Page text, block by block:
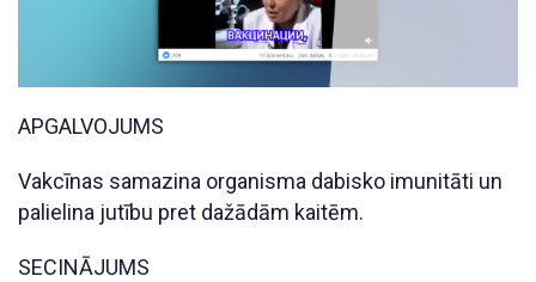
APGALVOJUMS
Vakcīnas samazina organisma dabisko imunitāti un
palielina jutību pret dažādām kaitēm.
SECINĀJUMS